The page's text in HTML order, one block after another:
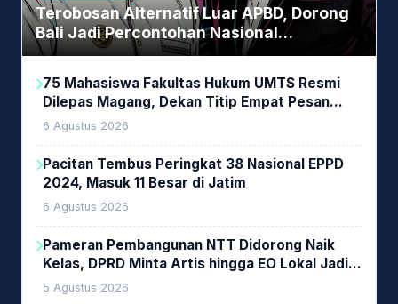
Terobosan Alternatif Luar APBD, Dorong
Bali Jadi Percontohan Nasional
Pembiayaan Daerah
75 Mahasiswa Fakultas Hukum UMTS Resmi
Dilepas Magang, Dekan Titip Empat Pesan
Penting
6 Agustus 2026
Pacitan Tembus Peringkat 38 Nasional EPPD
2024, Masuk 11 Besar di Jatim
6 Agustus 2026
Pameran Pembangunan NTT Didorong Naik
Kelas, DPRD Minta Artis hingga EO Lokal Jadi
Prioritas
5 Agustus 2026